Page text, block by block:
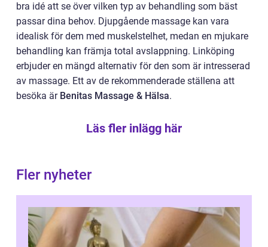
bra idé att se över vilken typ av behandling som bäst
passar dina behov. Djupgående massage kan vara
idealisk för dem med muskelstelhet, medan en mjukare
behandling kan främja total avslappning. Linköping
erbjuder en mängd alternativ för den som är intresserad
av massage. Ett av de rekommenderade ställena att
besöka är Benitas Massage & Hälsa.
Läs fler inlägg här
Fler nyheter